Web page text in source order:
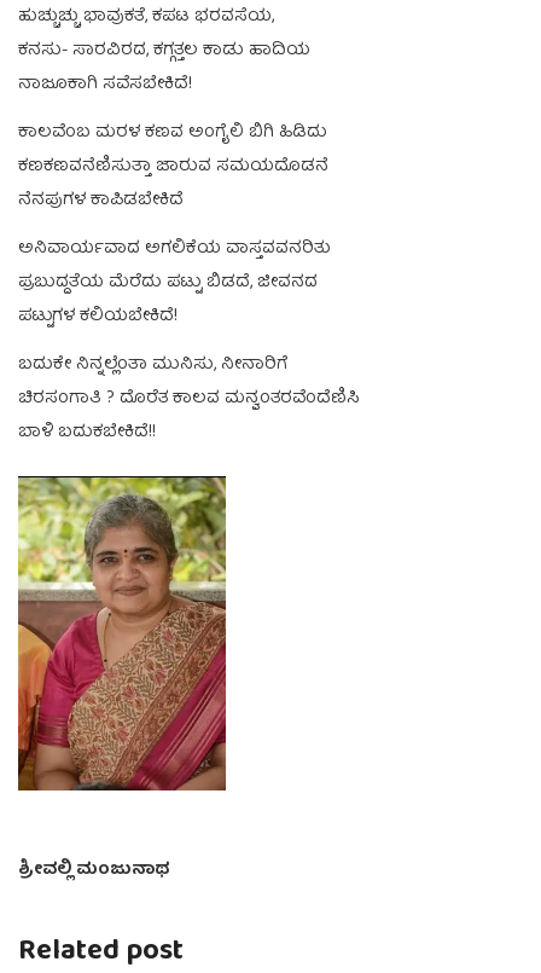
ಹುಚ್ಚುಚ್ಚು ಭಾವುಕತೆ, ಕಪಟ ಭರವಸೆಯ,
ಕನಸು- ಸಾರವಿರದ, ಕಗ್ಗತ್ತಲ ಕಾಡು ಹಾದಿಯ
ನಾಜೂಕಾಗಿ ಸವೆಸಬೇಕಿದೆ!
ಕಾಲವೆಂಬ ಮರಳ ಕಣವ ಅಂಗೈಲಿ ಬಿಗಿ ಹಿಡಿದು
ಕಣಕಣವನೆಣಿಸುತ್ತಾ ಜಾರುವ ಸಮಯದೊಡನೆ
ನೆನಪುಗಳ ಕಾಪಿಡಬೇಕಿದೆ
ಅನಿವಾರ್ಯವಾದ ಅಗಲಿಕೆಯ ವಾಸ್ತವವನರಿತು
ಪ್ರಬುದ್ದತೆಯ ಮೆರೆದು ಪಟ್ಟು ಬಿಡದೆ, ಜೀವನದ
ಪಟ್ಟುಗಳ ಕಲಿಯಬೇಕಿದೆ!
ಬದುಕೇ ನಿನ್ನಲ್ಲೆಂತಾ ಮುನಿಸು, ನೀನಾರಿಗೆ
ಚಿರಸಂಗಾತಿ ? ದೊರೆತ ಕಾಲವ ಮನ್ವಂತರವೆಂದೆಣಿಸಿ
ಬಾಳಿ ಬದುಕಬೇಕಿದೆ!!
ಶ್ರೀವಲ್ಲಿ ಮಂಜುನಾಥ
Related post